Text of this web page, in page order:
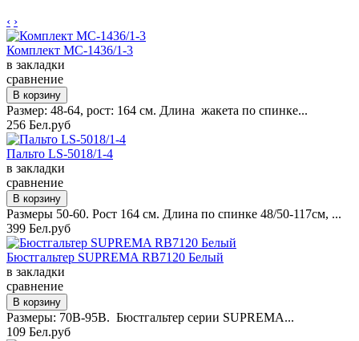
‹ ›
Комплект MC-1436/1-3
в закладки
сравнение
Размер: 48-64, рост: 164 см. Длина жакета по спинке...
256 Бел.руб
Пальто LS-5018/1-4
в закладки
сравнение
Размеры 50-60. Рост 164 см. Длина по спинке 48/50-117см, ...
399 Бел.руб
Бюстгальтер SUPREMA RB7120 Белый
в закладки
сравнение
Размеры: 70B-95B. Бюстгальтер серии SUPREMA...
109 Бел.руб